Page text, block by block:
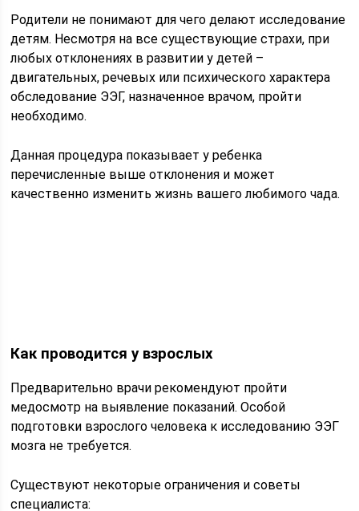
Родители не понимают для чего делают исследование
детям. Несмотря на все существующие страхи, при
любых отклонениях в развитии у детей –
двигательных, речевых или психического характера
обследование ЭЭГ, назначенное врачом, пройти
необходимо.
Данная процедура показывает у ребенка
перечисленные выше отклонения и может
качественно изменить жизнь вашего любимого чада.
Как проводится у взрослых
Предварительно врачи рекомендуют пройти
медосмотр на выявление показаний. Особой
подготовки взрослого человека к исследованию ЭЭГ
мозга не требуется.
Существуют некоторые ограничения и советы
специалиста: